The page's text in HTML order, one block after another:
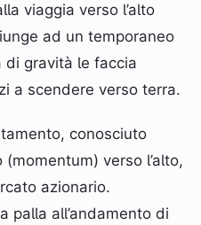
viaggia verso l’alto
ad un temporaneo
di gravità le faccia
a scendere verso terra.
conosciuto
verso l’alto,
azionario.
palla all’andamento di